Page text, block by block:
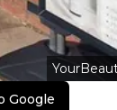
Google